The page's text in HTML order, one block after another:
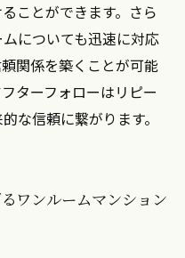
ことができます。さら
についても迅速に対応
関係を築くことが可能
ターフォローはリピー
な信頼に繋がります。
ワンルームマンション